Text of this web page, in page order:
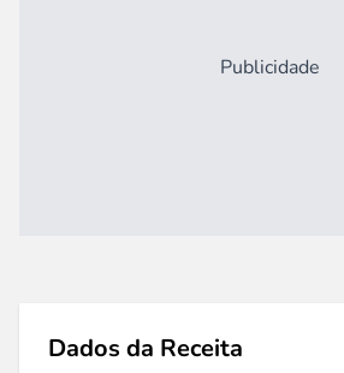
Publicidade
Dados da Receita